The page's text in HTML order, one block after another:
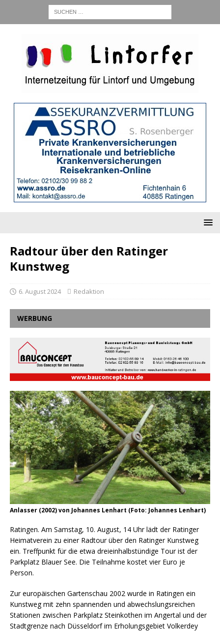
Radtour über den Ratinger
Kunstweg
6. August 2024 Redaktion
WERBUNG
Anlasser (2002) von Johannes Lenhart (Foto: Johannes Lenhart)
Ratingen. Am Samstag, 10. August, 14 Uhr lädt der Ratinger
Heimatverein zu einer Radtour über den Ratinger Kunstweg
ein. Treffpunkt für die etwa dreieinhalbstündige Tour ist der
Parkplatz Blauer See. Die Teilnahme kostet vier Euro je
Person.
Zur europäischen Gartenschau 2002 wurde in Ratingen ein
Kunstweg mit zehn spannenden und abwechslungsreichen
Stationen zwischen Parkplatz Steinkothen im Angertal und der
Stadtgrenze nach Düsseldorf im Erholungsgebiet Volkerdey